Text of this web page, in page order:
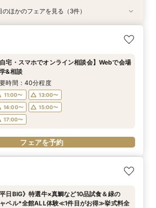
料理重視の方に大好評】特選牛や真鯛の贅沢試
要時間：4時間程度
13:30〜
14:00〜
フェアを予約
自宅・スマホでオンライン相談会】Webで会場
要時間：40分程度
14:00〜
15:00〜
17:00〜
フェアを予約
90分クイック相談】まずは情報収集◎デザイ
要時間：1時間30分程度
14:00〜
14:30〜
フェアを予約
のほかのフェアを見る（3件）
自宅・スマホでオンライン相談会】Webで会場
&相談
時間：40分程度
11:00〜
13:00〜
14:00〜
15:00〜
17:00〜
フェアを予約
平日BIG》特選牛×真鯛など10品試食＆緑の
ペル*全館ALL体験≪1件目がお得≫挙式料全